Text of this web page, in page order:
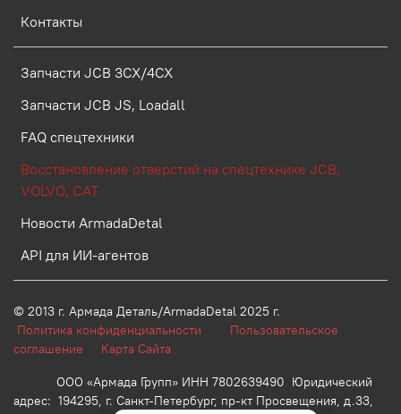
Контакты
Запчасти JCB 3CX/4CX
Запчасти JCB JS, Loadall
FAQ спецтехники
Восстановление отверстий на спецтехнике JCB,
VOLVO, CAT
Новости ArmadaDetal
API для ИИ-агентов
© 2013 г. Армада Деталь/ArmadaDetal 2025 г.
Политика конфиденциальности
Пользовательское
соглашение Карта Сайта
ООО «Армада Групп» ИНН 7802639490 Юридический
адрес: 194295, г. Санкт-Петербург, пр-кт Просвещения, д.33,